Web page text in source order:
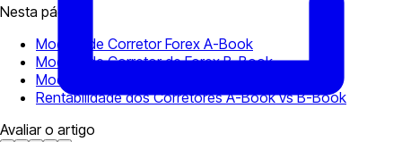
Nesta página
Modelo de Corretor Forex A-Book
Modelo de Corretor de Forex B-Book
Modelo de Corretor Forex Híbrido
Rentabilidade dos Corretores A-Book vs B-Book
Avaliar o artigo